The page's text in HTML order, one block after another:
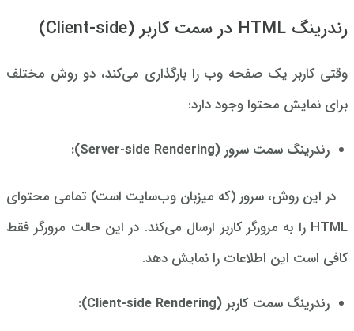
رندرینگ HTML در سمت کاربر (Client-side)
وقتی کاربر یک صفحه وب را بارگذاری می‌کند، دو روش مختلف
برای نمایش محتوا وجود دارد:
رندرینگ سمت سرور (Server-side Rendering):
در این روش، سرور (که میزبان وب‌سایت است) تمامی محتوای
HTML را به مرورگر کاربر ارسال می‌کند. در این حالت مرورگر فقط
کافی است این اطلاعات را نمایش دهد.
رندرینگ سمت کاربر (Client-side Rendering):